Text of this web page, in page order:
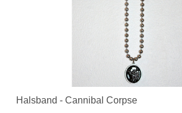
Halsband - Cannibal Corpse